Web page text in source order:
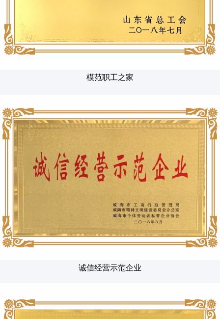
模范职工之家
诚信经营示范企业